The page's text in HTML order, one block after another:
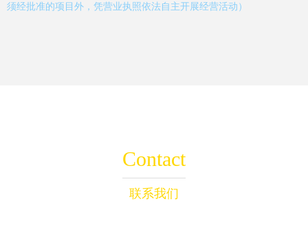
须经批准的项目外，凭营业执照依法自主开展经营活动）
Contact
联系我们